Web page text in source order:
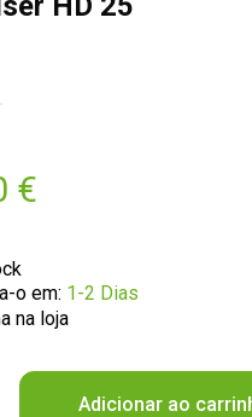
€
o em: 1-2 Dias
na loja
Adicionar ao